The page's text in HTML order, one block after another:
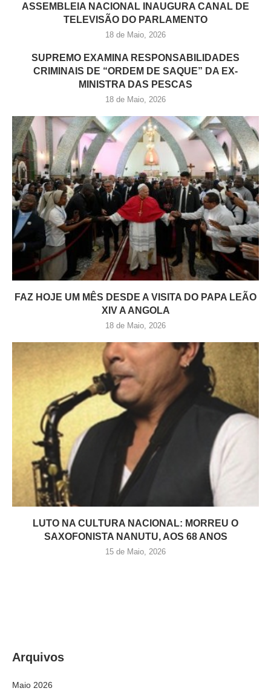
ASSEMBLEIA NACIONAL INAUGURA CANAL DE
TELEVISÃO DO PARLAMENTO
18 de Maio, 2026
SUPREMO EXAMINA RESPONSABILIDADES
CRIMINAIS DE “ORDEM DE SAQUE” DA EX-
MINISTRA DAS PESCAS
18 de Maio, 2026
FAZ HOJE UM MÊS DESDE A VISITA DO PAPA LEÃO
XIV A ANGOLA
18 de Maio, 2026
LUTO NA CULTURA NACIONAL: MORREU O
SAXOFONISTA NANUTU, AOS 68 ANOS
15 de Maio, 2026
Arquivos
Maio 2026